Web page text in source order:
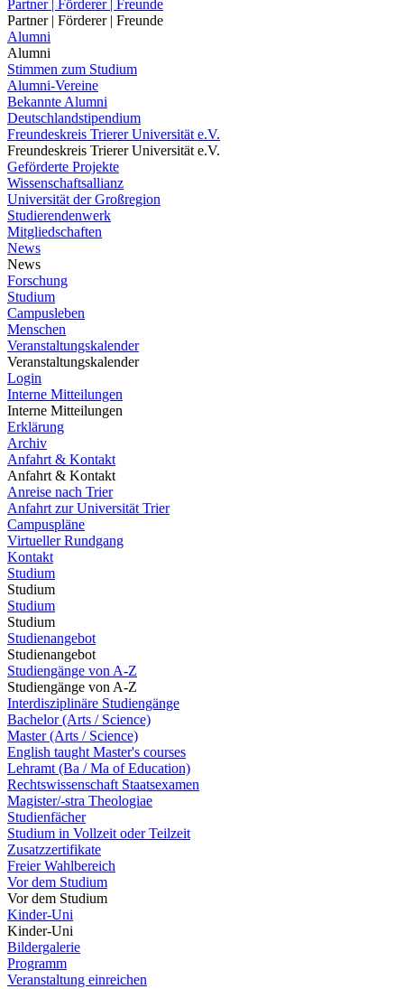
Partner | Förderer | Freunde
Partner | Förderer | Freunde
Alumni
Alumni
Stimmen zum Studium
Alumni-Vereine
Bekannte Alumni
Deutschlandstipendium
Freundeskreis Trierer Universität e.V.
Freundeskreis Trierer Universität e.V.
Geförderte Projekte
Wissenschaftsallianz
Universität der Großregion
Studierendenwerk
Mitgliedschaften
News
News
Forschung
Studium
Campusleben
Menschen
Veranstaltungskalender
Veranstaltungskalender
Login
Interne Mitteilungen
Interne Mitteilungen
Erklärung
Archiv
Anfahrt & Kontakt
Anfahrt & Kontakt
Anreise nach Trier
Anfahrt zur Universität Trier
Campuspläne
Virtueller Rundgang
Kontakt
Studium
Studium
Studium
Studium
Studienangebot
Studienangebot
Studiengänge von A-Z
Studiengänge von A-Z
Interdisziplinäre Studiengänge
Bachelor (Arts / Science)
Master (Arts / Science)
English taught Master's courses
Lehramt (Ba / Ma of Education)
Rechtswissenschaft Staatsexamen
Magister/-stra Theologiae
Studienfächer
Studium in Vollzeit oder Teilzeit
Zusatzzertifikate
Freier Wahlbereich
Vor dem Studium
Vor dem Studium
Kinder-Uni
Kinder-Uni
Bildergalerie
Programm
Veranstaltung einreichen